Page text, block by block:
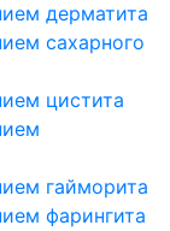
дерматита
сахарного
цистита
гайморита
фарингита